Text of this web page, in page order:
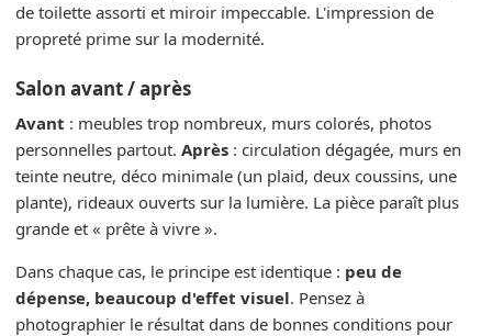
de toilette assorti et miroir impeccable. L'impression de
propreté prime sur la modernité.
Salon avant / après
Avant : meubles trop nombreux, murs colorés, photos
personnelles partout. Après : circulation dégagée, murs en
teinte neutre, déco minimale (un plaid, deux coussins, une
plante), rideaux ouverts sur la lumière. La pièce paraît plus
grande et « prête à vivre ».
Dans chaque cas, le principe est identique : peu de
dépense, beaucoup d'effet visuel. Pensez à
photographier le résultat dans de bonnes conditions pour